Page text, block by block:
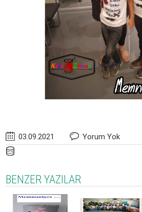
03.09.2021 Yorum Yok
BENZER YAZILAR